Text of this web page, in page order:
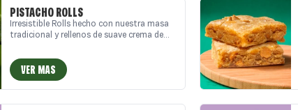
PISTACHO ROLLS
Irresistible Rolls hecho con nuestra masa
tradicional y rellenos de suave crema de
salsa
VER MAS